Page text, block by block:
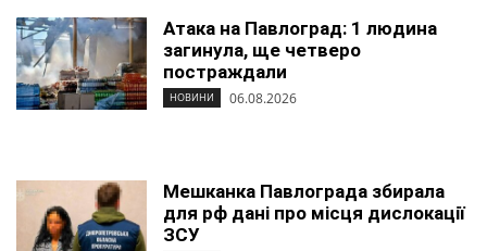
Атака на Павлоград: 1 людина
загинула, ще четверо
постраждали
НОВИНИ 06.08.2026
Мешканка Павлограда збирала
для рф дані про місця дислокації
ЗСУ